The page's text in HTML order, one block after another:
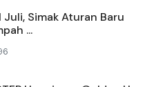
Juli, Simak Aturan Baru
...